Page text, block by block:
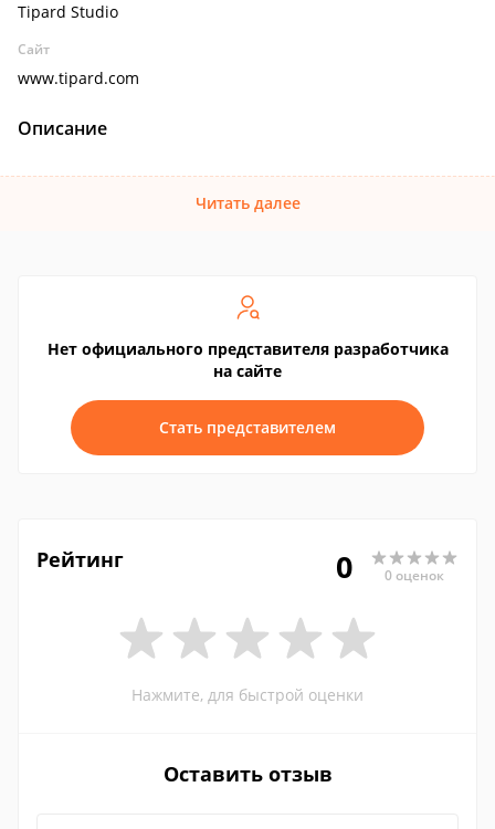
Tipard Studio
Сайт
www.tipard.com
Описание
Читать далее
Нет официального представителя разработчика
на сайте
Стать представителем
Рейтинг 0 0 оценок
Нажмите, для быстрой оценки
Оставить отзыв